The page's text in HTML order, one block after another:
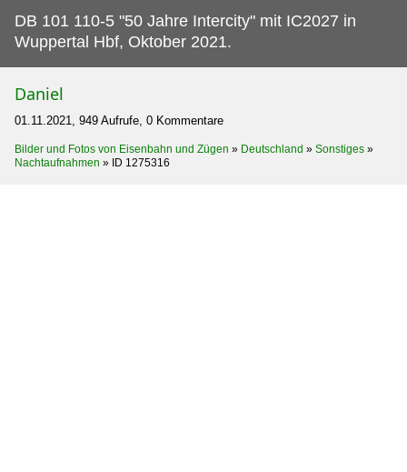
DB 101 110-5 "50 Jahre Intercity" mit IC2027 in
Wuppertal Hbf, Oktober 2021.
Daniel
01.11.2021, 949 Aufrufe, 0 Kommentare
Bilder und Fotos von Eisenbahn und Zügen » Deutschland » Sonstiges »
Nachtaufnahmen » ID 1275316